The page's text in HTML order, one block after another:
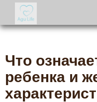
Что
ребенка и